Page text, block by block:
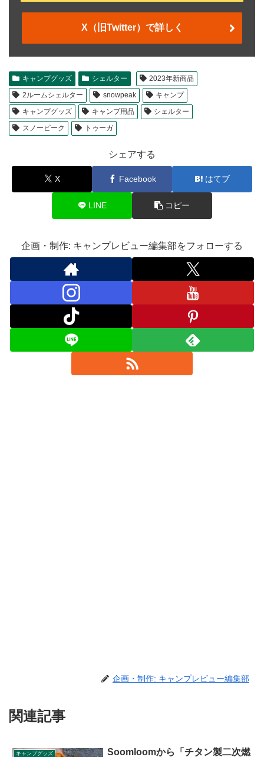
X（旧Twitter）で詳しく
キャンプグッズ シェルター
2023年新商品
2ルームシェルター
snowpeak
キャンプ
キャンプグッズ
キャンプ用品
シェルター
スノーピーク
トゥーガ
シェアする
X Facebook はてブ
LINE コピー
企画・制作: キャンプレビュー編集部をフォローする
企画・制作: キャンプレビュー編集部
関連記事
キャンプグッズ Soomloomから「チタン製二次燃